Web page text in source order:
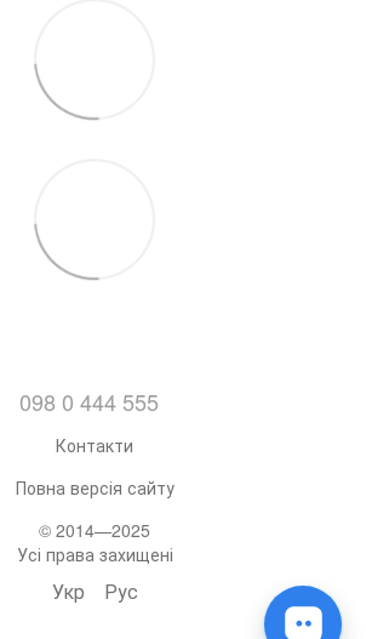
098 0 444 555
Контакти
Повна версія сайту
© 2014—2025
Усі права захищені
Укр Рус